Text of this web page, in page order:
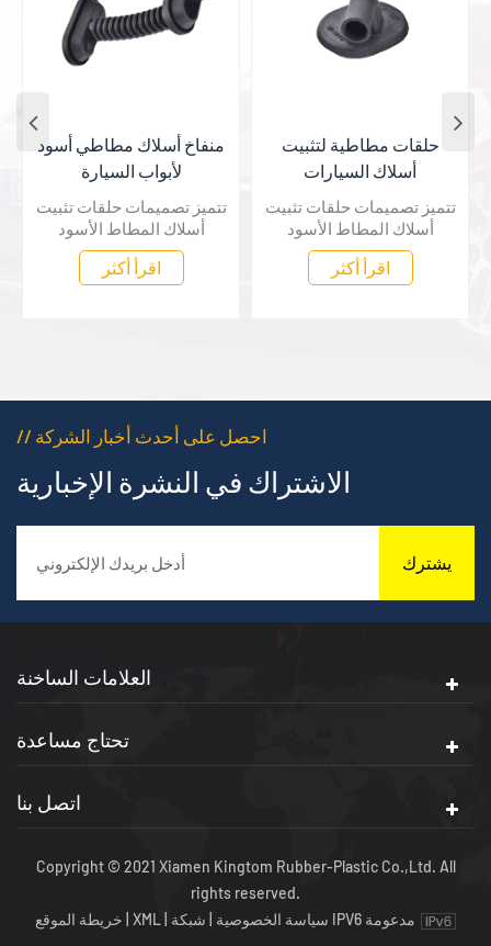
حلقات مطاطية لتثبيت
أسلاك السيارات
تتميز تصميمات حلقات تثبيت
أسلاك المطاط الأسود
بقدرتها على تحمل التطبيقات
الأكثر صرامة وإظهار نتائج
اقرأ أكثر
حلقات مطاطية سوداء
مقاومة للغبار لأسلاك
السيارة
تتميز تصميمات حلقات تثبيت
أسلاك المطاط الأسود
بقدرتها على تحمل التطبيقات
// احصل على أحدث أخبار الشركة
الاشتراك في النشرة الإخبارية
يشترك
العلامات الساخنة
تحتاج مساعدة
اتصل بنا
Copyright © 2021 Xiamen Kingtom Rubber-Plastic Co.,Ltd. All
rights reserved.
XML سياسة الخصوصية شبكة IPV6 مدعومة